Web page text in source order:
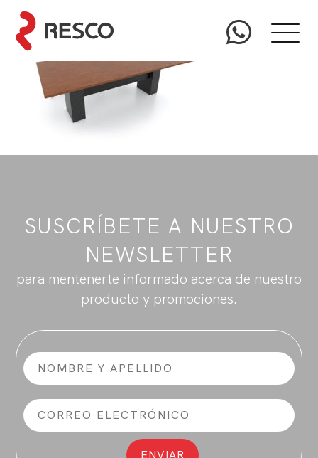
SUSCRÍBETE A NUESTRO
NEWSLETTER
para mentenerte informado acerca de nuestro
producto y promociones.